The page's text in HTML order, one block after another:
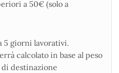
a 50€ (solo a
5 giorni lavorativi.
calcolato in base al peso
destinazione